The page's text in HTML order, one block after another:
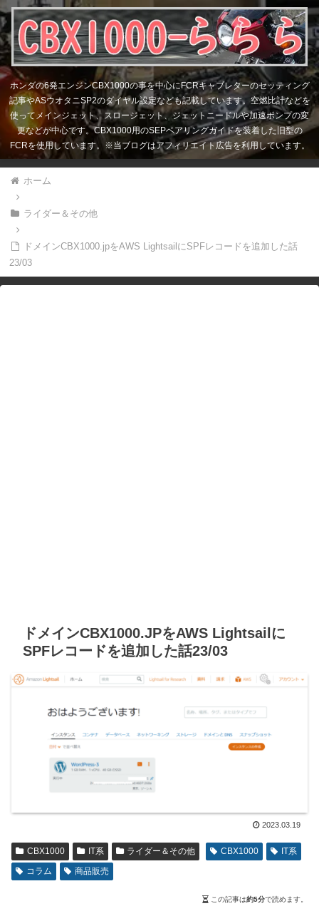
ホンダの6発エンジンCBX1000の事を中心にFCRキャブレターのセッティング
記事やASウオタニSP2のダイヤル設定なども記載しています。空燃比計などを
使ってメインジェット、スロージェット、ジェットニードルや加速ポンプの変
更などが中心です。CBX1000用のSEPベアリングガイドを装着した旧型の
FCRを使用しています。※当ブログはアフィリエイト広告を利用しています。
ホーム
ライダー＆その他
ドメインCBX1000.jpをAWS LightsailにSPFレコードを追加した話
23/03
ドメインCBX1000.JPをAWS Lightsailに
SPFレコードを追加した話23/03
2023.03.19
CBX1000 IT系 ライダー＆その他 CBX1000
IT系
コラム
商品販売
この記事は約5分で読めます。